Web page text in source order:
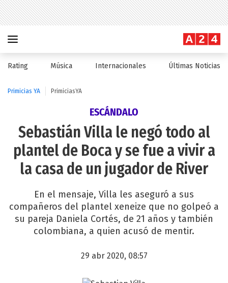
Rating Música Internacionales Últimas Noticias
Primicias YA PrimiciasYA
ESCÁNDALO
Sebastián Villa le negó todo al
plantel de Boca y se fue a vivir a
la casa de un jugador de River
En el mensaje, Villa les aseguró a sus
compañeros del plantel xeneize que no golpeó a
su pareja Daniela Cortés, de 21 años y también
colombiana, a quien acusó de mentir.
29 abr 2020, 08:57